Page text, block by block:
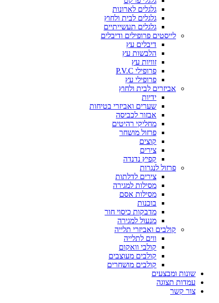
גלגלים לארונות
גלגלים לבית ולחוץ
גלגלים תעשייתיים
לייסטים פרופילים ודיבלים
דיבלים עץ
הלבשות עץ
זוויות עץ
פרופילי P.V.C
פרופילי עץ
אביזרים לבית ולחוץ
ידיות
שערים ואביזרי בטיחות
אבזור לכביסה
מחליקי רהיטים
פרזול מושחר
קוצים
צירים
קפיץ נדנדה
פרזול לנגרות
צירים לדלתות
מסילות למגירה
מסילות אסם
בוכנות
מדבקות כיסוי חור
מנעול למגירה
קולבים ואביזרי תלייה
ווים לתלייה
קולבי וואקום
קולבים מעוצבים
קולבים מושחרים
שונות ומבצעים
עמדות תצוגה
צור קשר